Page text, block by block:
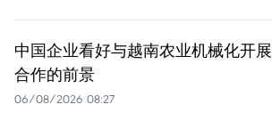
中国企业看好与越南农业机械化开展
合作的前景
06/08/2026 08:27